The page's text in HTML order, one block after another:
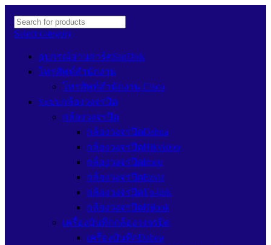
Select category
อุปกรณ์อ่านการ์ดSanDisk
โทรศัพท์สำนักงาน
โทรศัพท์สำนักงาน Cisco
ระบบกล้องวงจรปิด
กล้องวงจรปิด
กล้องวงจรปิดDahua
กล้องวงจรปิดHikvision
กล้องวงจรปิดImou
กล้องวงจรปิดEzviz
กล้องวงจรปิดTp-link
กล้องวงจรปิดHilook
เครื่องบันทึกกล้องวงจรปิด
เครื่องบันทึกDahua